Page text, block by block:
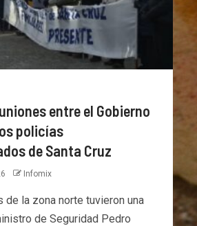
entre el Gobierno
policías
de Santa Cruz
Infomix
de la zona norte tuvieron una
de Seguridad Pedro